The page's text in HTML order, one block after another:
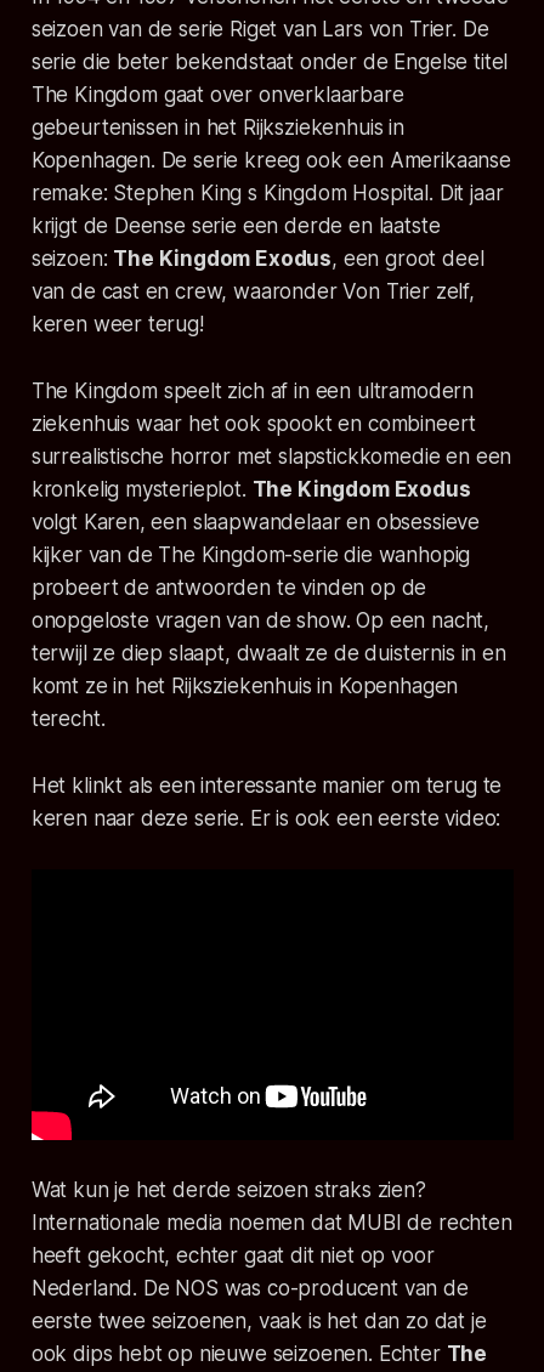
seizoen van de serie Rigetvan Lars von Trier. De
serie die beter bekendstaat onder de Engelse titel
The Kingdomgaat over onverklaarbare
gebeurtenissen in het Rijksziekenhuis in
Kopenhagen. De serie kreeg ook een Amerikaanse
remake: Stephen King s Kingdom Hospital. Dit jaar
krijgt de Deense serie een derde en laatste
seizoen: The Kingdom Exodus, een groot deel
van de cast en crew, waaronder Von Trier zelf,
keren weer terug!
The Kingdomspeelt zich af in een ultramodern
ziekenhuis waar het ook spookt en combineert
surrealistische horror met slapstickkomedie en een
kronkelig mysterieplot. The Kingdom Exodus
volgt Karen, een slaapwandelaar en obsessieve
kijker van de The Kingdom-serie die wanhopig
probeert de antwoorden te vinden op de
onopgeloste vragen van de show. Op een nacht,
terwijl ze diep slaapt, dwaalt ze de duisternis in en
komt ze in het Rijksziekenhuis in Kopenhagen
terecht.
Het klinkt als een interessante manier om terug te
keren naar deze serie. Er is ook een eerste video:
Wat kun je het derde seizoen straks zien?
Internationale media noemen dat MUBI de rechten
heeft gekocht, echter gaat dit niet op voor
Nederland. De NOS was co-producent van de
eerste twee seizoenen, vaak is het dan zo dat je
ook dips hebt op nieuwe seizoenen. Echter The